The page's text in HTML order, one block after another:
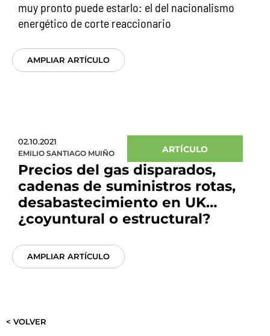
muy pronto puede estarlo: el del nacionalismo
energético de corte reaccionario
AMPLIAR ARTÍCULO
02.10.2021
EMILIO SANTIAGO MUIÑO ARTÍCULO
Precios del gas disparados,
cadenas de suministros rotas,
desabastecimiento en UK…
¿coyuntural o estructural?
AMPLIAR ARTÍCULO
< VOLVER